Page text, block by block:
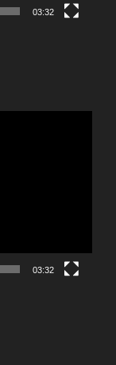
03:32
03:32